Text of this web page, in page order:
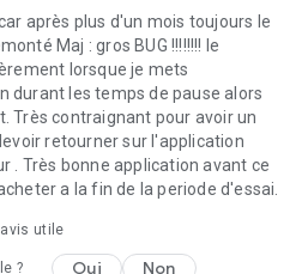
application, vous reconnaissez
après plus d'un mois toujours le
Maj : gros BUG !!!!!!!! le
lorsque je mets
durant les temps de pause alors
Très contraignant pour avoir un
retourner sur l'application
. Très bonne application avant ce
a la fin de la periode d'essai.
utile
? Oui Non